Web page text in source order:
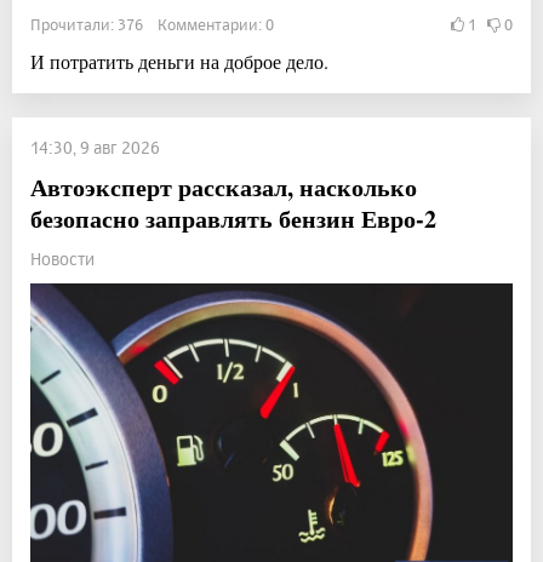
Прочитали: 376 Комментарии: 0 1 0
И потратить деньги на доброе дело.
14:30, 9 авг 2026
Автоэксперт рассказал, насколько
безопасно заправлять бензин Евро-2
Новости